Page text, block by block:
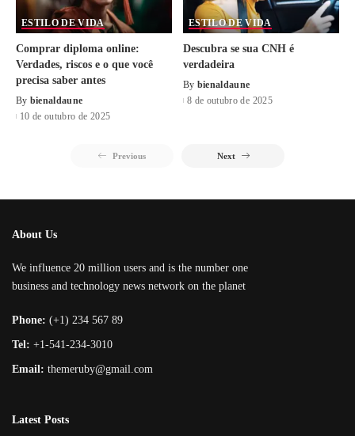
ESTILO DE VIDA
Comprar diploma online:
Verdades, riscos e o que você
precisa saber antes
By bienaldaune
10 de outubro de 2025
ESTILO DE VIDA
Descubra se sua CNH é
verdadeira
By bienaldaune
8 de outubro de 2025
Previous Next
About Us
We influence 20 million users and is the number one
business and technology news network on the planet
Phone: (+1) 234 567 89
Tel: +1-541-234-3010
Email: themeruby@gmail.com
Latest Posts